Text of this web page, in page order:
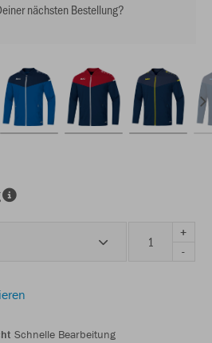
nächsten Bestellung?
+
-
Schnelle Bearbeitung